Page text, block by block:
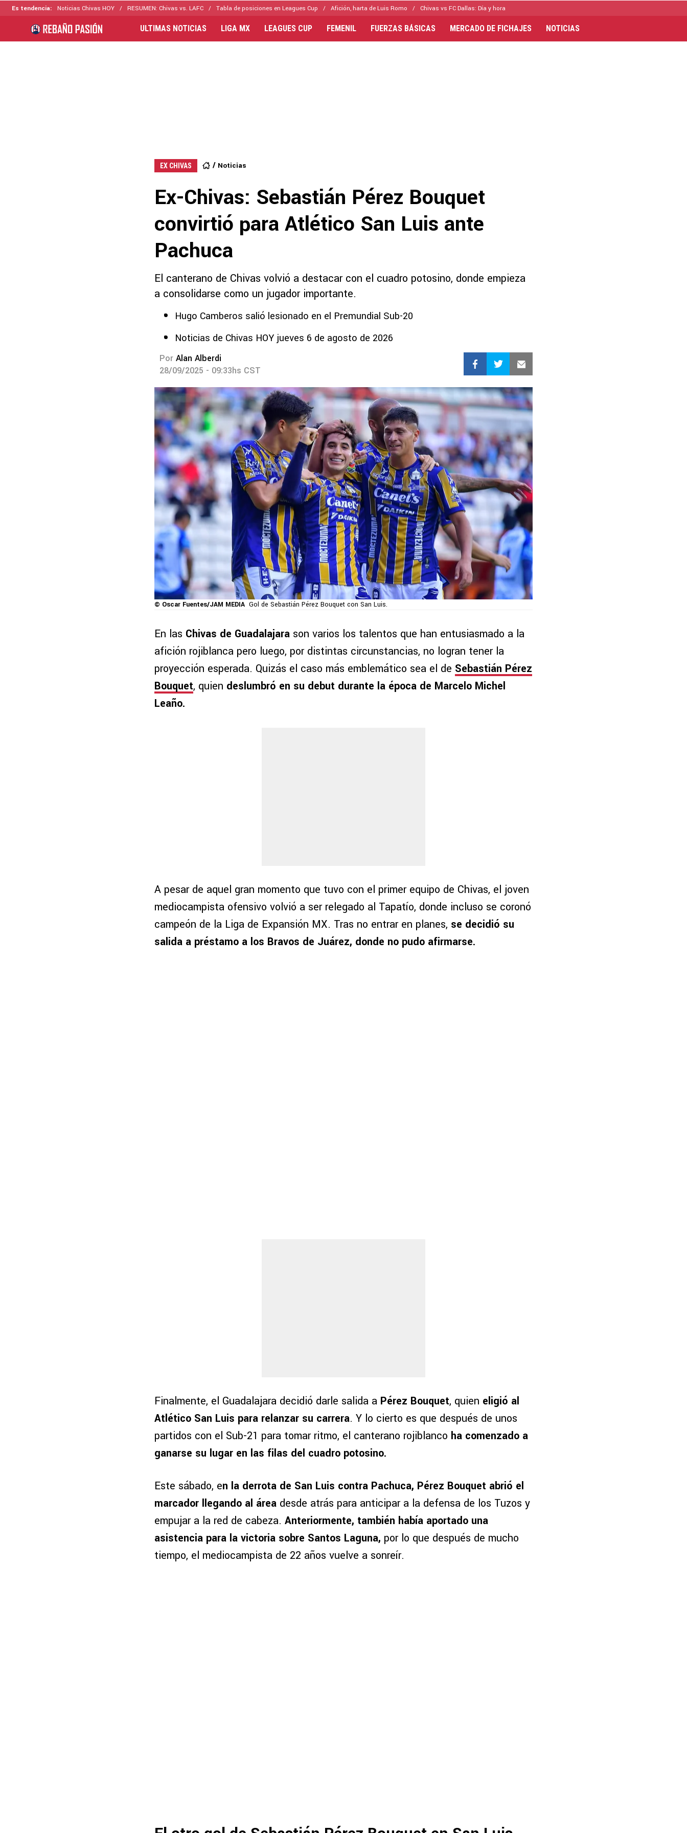
Es tendencia: Noticias Chivas HOY RESUMEN: Chivas vs. LAFC Tabla de posiciones en Leagues Cup Afición, harta de Luis Romo Chivas vs FC Dallas: Día y hora
ULTIMAS NOTICIAS LIGA MX LEAGUES CUP FEMENIL FUERZAS BÁSICAS MERCADO DE FICHAJES NOTICIAS
EX CHIVAS Noticias
Ex-Chivas: Sebastián Pérez Bouquet
convirtió para Atlético San Luis ante
Pachuca
El canterano de Chivas volvió a destacar con el cuadro potosino, donde empieza
a consolidarse como un jugador importante.
Hugo Camberos salió lesionado en el Premundial Sub-20
Noticias de Chivas HOY jueves 6 de agosto de 2026
Por Alan Alberdi
28/09/2025 - 09:33hs CST
© Oscar Fuentes/JAM MEDIA Gol de Sebastián Pérez Bouquet con San Luis.
En las Chivas de Guadalajara son varios los talentos que han entusiasmado a la
afición rojiblanca pero luego, por distintas circunstancias, no logran tener la
proyección esperada. Quizás el caso más emblemático sea el de Sebastián Pérez
Bouquet, quien deslumbró en su debut durante la época de Marcelo Michel
Leaño.
A pesar de aquel gran momento que tuvo con el primer equipo de Chivas, el joven
mediocampista ofensivo volvió a ser relegado al Tapatío, donde incluso se coronó
campeón de la Liga de Expansión MX. Tras no entrar en planes, se decidió su
salida a préstamo a los Bravos de Juárez, donde no pudo afirmarse.
Finalmente, el Guadalajara decidió darle salida a Pérez Bouquet, quien eligió al
Atlético San Luis para relanzar su carrera. Y lo cierto es que después de unos
partidos con el Sub-21 para tomar ritmo, el canterano rojiblanco ha comenzado a
ganarse su lugar en las filas del cuadro potosino.
Este sábado, en la derrota de San Luis contra Pachuca, Pérez Bouquet abrió el
marcador llegando al área desde atrás para anticipar a la defensa de los Tuzos y
empujar a la red de cabeza. Anteriormente, también había aportado una
asistencia para la victoria sobre Santos Laguna, por lo que después de mucho
tiempo, el mediocampista de 22 años vuelve a sonreír.